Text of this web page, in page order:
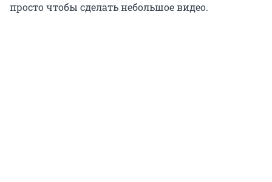
просто чтобы сделать небольшое видео.